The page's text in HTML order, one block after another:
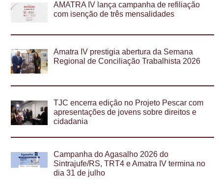
AMATRA IV lança campanha de refiliação
com isenção de três mensalidades
Amatra IV prestigia abertura da Semana
Regional de Conciliação Trabalhista 2026
TJC encerra edição no Projeto Pescar com
apresentações de jovens sobre direitos e
cidadania
Campanha do Agasalho 2026 do
Sintrajufe/RS, TRT4 e Amatra IV termina no
dia 31 de julho